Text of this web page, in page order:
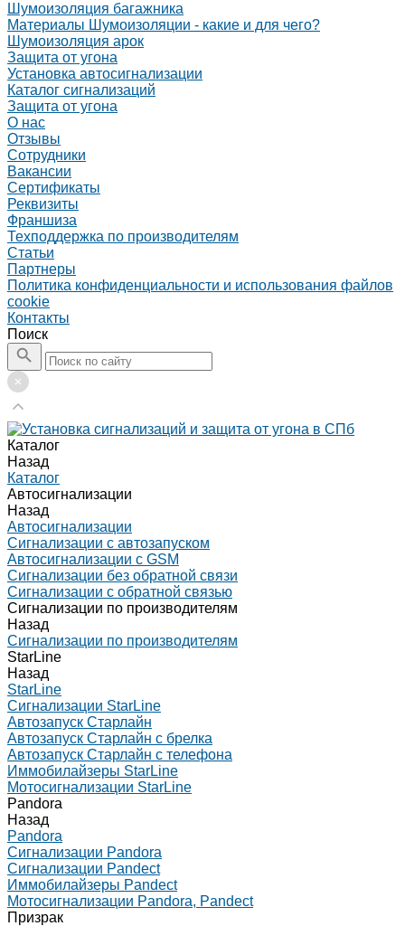
Шумоизоляция багажника
Материалы Шумоизоляции - какие и для чего?
Шумоизоляция арок
Защита от угона
Установка автосигнализации
Каталог сигнализаций
Защита от угона
О нас
Отзывы
Сотрудники
Вакансии
Сертификаты
Реквизиты
Франшиза
Техподдержка по производителям
Статьи
Партнеры
Политика конфиденциальности и использования файлов
cookie
Контакты
Поиск
Каталог
Назад
Каталог
Автосигнализации
Назад
Автосигнализации
Сигнализации с автозапуском
Автосигнализации с GSM
Сигнализации без обратной связи
Сигнализации с обратной связью
Сигнализации по производителям
Назад
Сигнализации по производителям
StarLine
Назад
StarLine
Сигнализации StarLine
Автозапуск Старлайн
Автозапуск Старлайн с брелка
Автозапуск Старлайн с телефона
Иммобилайзеры StarLine
Мотосигнализации StarLine
Pandora
Назад
Pandora
Сигнализации Pandora
Сигнализации Pandect
Иммобилайзеры Pandect
Мотосигнализации Pandora, Pandect
Призрак